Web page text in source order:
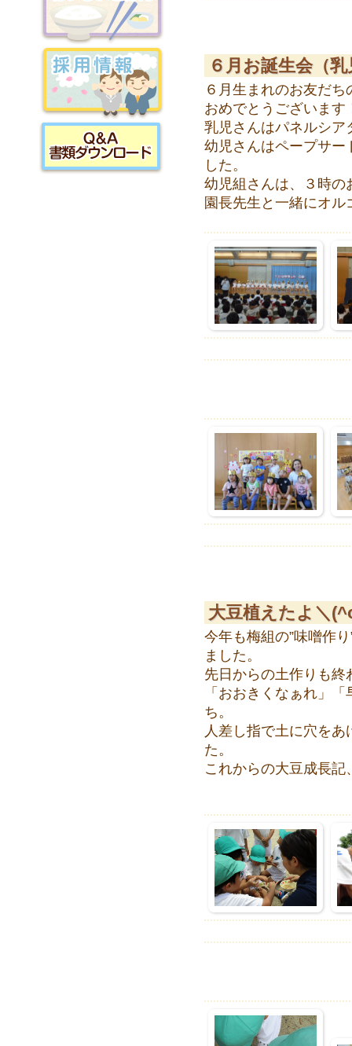
おいしいごはん
採用情報
６月お誕生会（
６月生まれのお友だ
おめでとうございます
乳児さんはパネルシア
幼児さんはペープサー
した。
幼児組さんは、３時の
園長先生と一緒にオ
大豆植えたよ＼
今年も梅組の”味噌作
ました。
先日からの土作りも
「おおきくなぁれ」
ち。
人差し指で土に穴を
た。
これからの大豆成長記